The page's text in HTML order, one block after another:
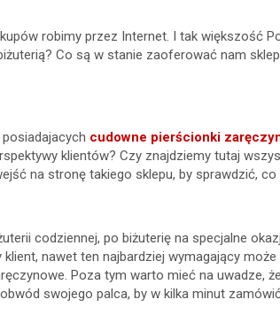
robimy przez Internet. I tak większość
Co są w stanie zaoferować nam
cudowne pierścionki
klientów? Czy znajdziemy tutaj
na stronę takiego sklepu, by sprawdzić,
codziennej, po biżuterię na specjalne
nawet ten najbardziej wymagający
Poza tym warto mieć na uwadze,
swojego palca, by w kilka minut